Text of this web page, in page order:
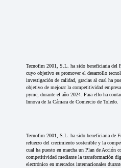
Tecnofim 2001, S.L. ha sido beneficiaria del
cuyo objetivo es promover el desarrollo
investigación de calidad, gracias al cual ha
objetivo de mejorar la competitividad
pyme, durante el año 2024. Para ello ha
Innova de la Cámara de Comercio de Toledo.
Tecnofim 2001, S.L. ha sido beneficiaria de
refuerzo del crecimiento sostenible y la
cual ha puesto en marcha un Plan de Acción
competitividad mediante la transformación
electrónico en mercados internacionales